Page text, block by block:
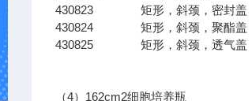
430823 矩形，斜颈，密封
430824 矩形，斜颈，聚酯
430825 矩形，斜颈，透气
（4）162cm2细胞培养瓶